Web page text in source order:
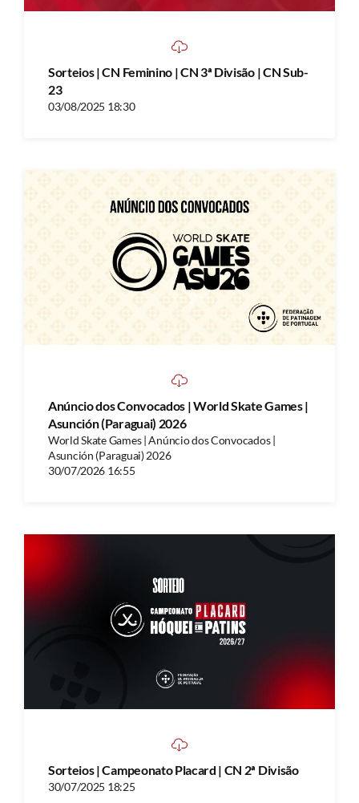
Sorteios | CN Feminino | CN 3ª Divisão | CN Sub-
23
03/08/2025 18:30
Anúncio dos Convocados | World Skate Games |
Asunción (Paraguai) 2026
World Skate Games | Anúncio dos Convocados |
Asunción (Paraguai) 2026
30/07/2026 16:55
Sorteios | Campeonato Placard | CN 2ª Divisão
30/07/2025 18:25